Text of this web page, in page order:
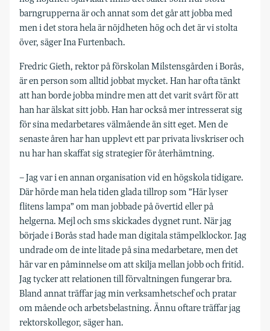
barngrupperna är och annat som det går att jobba med
men i det stora hela är nöjdheten hög och det är vi stolta
över, säger Ina Furtenbach.
Fredric Gieth, rektor på förskolan Milstensgården i Borås,
är en person som alltid jobbat mycket. Han har ofta tänkt
att han borde jobba mindre men att det varit svårt för att
han har älskat sitt jobb. Han har också mer intresserat sig
för sina medarbetares välmående än sitt eget. Men de
senaste åren har han upplevt ett par privata livskriser och
nu har han skaffat sig strategier för återhämtning.
– Jag var i en annan organisation vid en högskola tidigare.
Där hörde man hela tiden glada tillrop som ”Här lyser
flitens lampa” om man jobbade på övertid eller på
helgerna. Mejl och sms skickades dygnet runt. När jag
började i Borås stad hade man digitala stämpelklockor. Jag
undrade om de inte litade på sina medarbetare, men det
här var en påminnelse om att skilja mellan jobb och fritid.
Jag tycker att relationen till förvaltningen fungerar bra.
Bland annat träffar jag min verksamhetschef och pratar
om mående och arbetsbelastning. Ännu oftare träffar jag
rektorskollegor, säger han.